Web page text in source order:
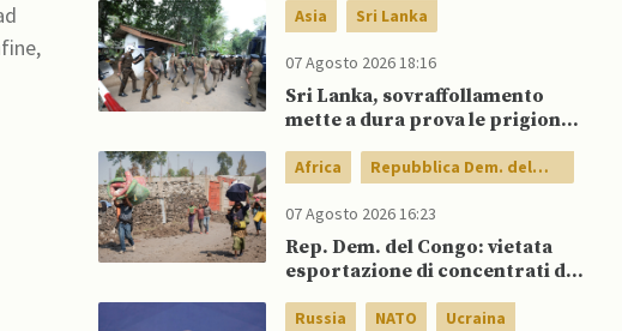
Asia Sri Lanka
07 Agosto 2026 18:16
Sri Lanka, sovraffollamento
mette a dura prova le prigioni
morti e 23 feriti
Africa
Repubblica Dem. del
Congo
07 Agosto 2026 16:23
Rep. Dem. del Congo: vietata
esportazione di concentrati di
Russia NATO Ucraina